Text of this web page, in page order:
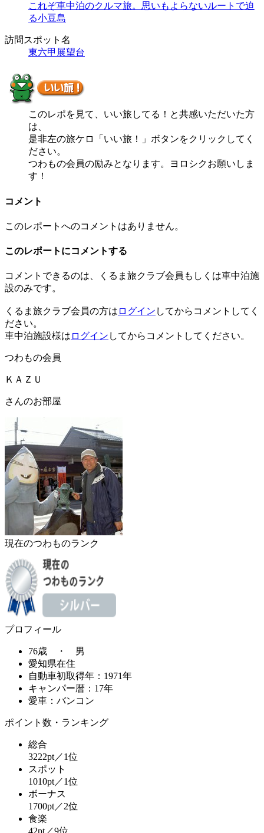
これぞ車中泊のクルマ旅。思いもよらないルートで迫
る小豆島
訪問スポット名
東六甲展望台
このレポを見て、いい旅してる！と共感いただいた方
は、
是非左の旅ケロ「いい旅！」ボタンをクリックしてく
ださい。
つわもの会員の励みとなります。ヨロシクお願いしま
す！
コメント
このレポートへのコメントはありません。
このレポートにコメントする
コメントできるのは、くるま旅クラブ会員もしくは車中泊施
設のみです。
くるま旅クラブ会員の方は ログイン してからコメントしてく
ださい。
車中泊施設様は ログイン してからコメントしてください。
つわもの会員
ＫＡＺＵ
さんのお部屋
現在のつわものランク
プロフィール
76歳 ・ 男
愛知県在住
自動車初取得年：1971年
キャンパー暦：17年
愛車：バンコン
ポイント数・ランキング
総合
3222pt／1位
スポット
1010pt／1位
ボーナス
1700pt／2位
食楽